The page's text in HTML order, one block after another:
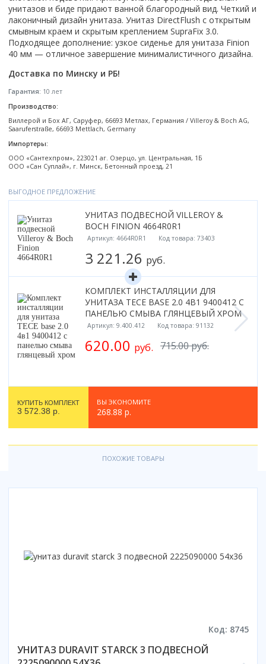
Комплектующие для ванн
Каркас
Ножки
Экраны под ванну
Гидромассажные системы
Wirpool
Китай
Недорогие
Дорогие
Уцененные
Недорогие по акции
Смотреть все
Топ брендов
Domani-spa
River
Welt-wasser
Esbano
Смотреть все
Форма
Прямоугольные
Квадратная
Полукруглая
Смотреть все
Способ открывания
С раздвижной дверью
С распашной дверью
Со складной дверью
С открывающейся дверью
Высота кабины
Высокие
Низкие
200 см
До 200 см
Смотреть все
Форма
Прямоугольные
Закругленная
Комплектующие для унитазов
Патрубки
Сиденья
Смотреть все
С отверстием под смеситель
С пьедесталом
С полупьедесталом
Для ванной
Умывальник-столешница
Уличный
Смотреть все
Пьедесталы
Полупьедесталы
Италия
Россия
Смотреть все
40 см
50 см
60 см
65 см
Смотреть все
Страна производитель
Германия
Польша
Сербия
Страна производитель
Германия
Испания
Италия
Чистящие средства
Grass
Karcher
Vega
Страна производитель
Великобритания
Германия
Китай
Смотреть все
Пылесосы
Электровеники, электрошвабры
Стеклоочистители
Мойки высокого давления
Пароочистители
Подметальные машины
Гладильные доски
Насосы
Аккумуляторные воздуходувки
Этажерки, стеллажи, полки
унитазов и биде придают ванной благородный вид. Четкий и
лаконичный дизайн унитаза. Унитаз DirectFlush с открытым
смывным краем и скрытым креплением SupraFix 3.0.
Подходящее дополнение: узкое сиденье для унитаза Finion
40 мм — отличное завершение минималистичного дизайна.
Доставка по Минску и РБ!
Гарантия: 10 лет
Производство:
Виллерой и Бох АГ, Саруфер, 66693 Метлах, Германия / Villeroy & Boch AG,
Saaruferstraße, 66693 Mettlach, Germany
Импортеры:
ООО «Сантехпром», 223021 аг. Озерцо, ул. Центральная, 1Б
ООО «Сан Суплай», г. Минск, Бетонный проезд, 21
ВЫГОДНОЕ ПРЕДЛОЖЕНИЕ
УНИТАЗ ПОДВЕСНОЙ VILLEROY &
BOCH FINION 4664R0R1
Артикул: 4664R0R1 Код товара: 73403
3 221.26 руб.
КОМПЛЕКТ ИНСТАЛЛЯЦИИ ДЛЯ
УНИТАЗА TECE BASE 2.0 4В1 9400412 С
ПАНЕЛЬЮ СМЫВА ГЛЯНЦЕВЫЙ ХРОМ
Артикул: 9.400.412 Код товара: 91132
715.00 руб.
620.00 руб.
КУПИТЬ КОМПЛЕКТ
3 572.38 р.
ВЫ ЭКОНОМИТЕ
268.88 р.
ПОХОЖИЕ ТОВАРЫ
Код: 8745
УНИТАЗ DURAVIT STARCK 3 ПОДВЕСНОЙ